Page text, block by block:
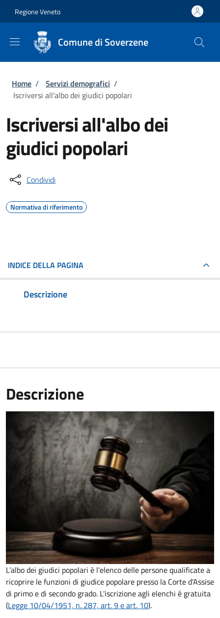
Regione Veneto
Comune di Soverzene
Briciole di pane
Home / Servizi demografici /
Iscriversi all'albo dei giudici popolari
Iscriversi all'albo dei
giudici popolari
Condividi
Normativa di riferimento
INDICE DELLA PAGINA
Descrizione
Descrizione
L’albo dei giudici popolari è l'elenco delle persone qualificate a
ricoprire le funzioni di giudice popolare presso la Corte d'Assise
di primo e di secondo grado. L'iscrizione agli elenchi è gratuita
(Legge 10/04/1951, n. 287, art. 9 e art. 10).